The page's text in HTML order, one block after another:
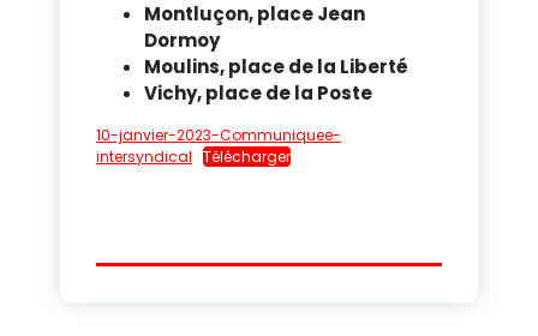
Montluçon, place Jean
Dormoy
Moulins, place de la Liberté
Vichy, place de la Poste
10-janvier-2023-Communiquee-
intersyndical Télécharger